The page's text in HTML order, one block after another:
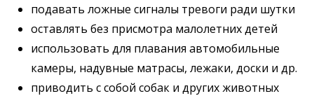
подавать ложные сигналы тревоги ради шутки
оставлять без присмотра малолетних детей
использовать для плавания автомобильные
камеры, надувные матрасы, лежаки, доски и др.
приводить с собой собак и других животных